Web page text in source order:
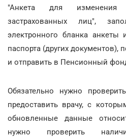
"Анкета для
застрахованных лиц",
электронного бланка анкеты
паспорта (других
и отправить в Пенсионный
Обязательно нужно
предоставить врачу, с
обновленные данные
нужно проверить